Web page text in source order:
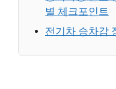
별 체크포인트
전기차 승차감